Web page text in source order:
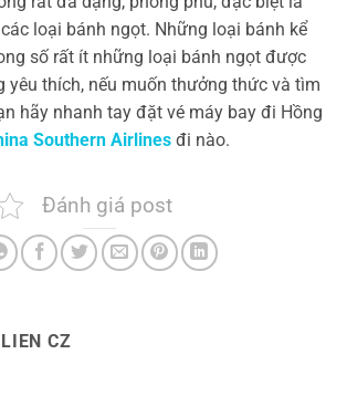
loại bánh ngọt. Những loại bánh kể
số rất ít những loại bánh ngọt được
yêu thích, nếu muốn thưởng thức và tìm
hãy nhanh tay đặt vé máy bay đi Hồng
Southern Airlines đi nào.
Đánh giá post
LIEN CZ